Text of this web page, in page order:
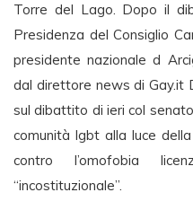
Torre del Lago. Dopo il
Presidenza del Consiglio
presidente nazionale d
dal direttore news di Gay.it
sul dibattito di ieri col
comunità lgbt alla luce
contro l’omofobia
“incostituzionale”.